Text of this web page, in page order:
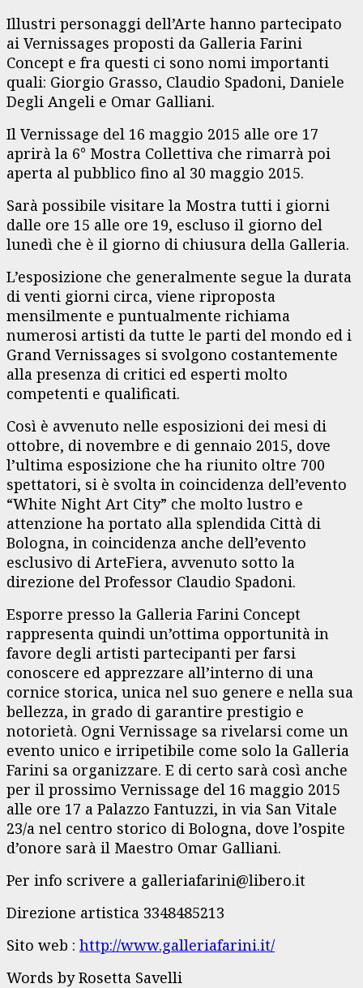
Illustri personaggi dell’Arte hanno partecipato
ai Vernissages proposti da Galleria Farini
Concept e fra questi ci sono nomi importanti
quali: Giorgio Grasso, Claudio Spadoni, Daniele
Degli Angeli e Omar Galliani.
Il Vernissage del 16 maggio 2015 alle ore 17
aprirà la 6° Mostra Collettiva che rimarrà poi
aperta al pubblico fino al 30 maggio 2015.
Sarà possibile visitare la Mostra tutti i giorni
dalle ore 15 alle ore 19, escluso il giorno del
lunedì che è il giorno di chiusura della Galleria.
L’esposizione che generalmente segue la durata
di venti giorni circa, viene riproposta
mensilmente e puntualmente richiama
numerosi artisti da tutte le parti del mondo ed i
Grand Vernissages si svolgono costantemente
alla presenza di critici ed esperti molto
competenti e qualificati.
Così è avvenuto nelle esposizioni dei mesi di
ottobre, di novembre e di gennaio 2015, dove
l’ultima esposizione che ha riunito oltre 700
spettatori, si è svolta in coincidenza dell’evento
“White Night Art City” che molto lustro e
attenzione ha portato alla splendida Città di
Bologna, in coincidenza anche dell’evento
esclusivo di ArteFiera, avvenuto sotto la
direzione del Professor Claudio Spadoni.
Esporre presso la Galleria Farini Concept
rappresenta quindi un’ottima opportunità in
favore degli artisti partecipanti per farsi
conoscere ed apprezzare all’interno di una
cornice storica, unica nel suo genere e nella sua
bellezza, in grado di garantire prestigio e
notorietà. Ogni Vernissage sa rivelarsi come un
evento unico e irripetibile come solo la Galleria
Farini sa organizzare. E di certo sarà così anche
per il prossimo Vernissage del 16 maggio 2015
alle ore 17 a Palazzo Fantuzzi, in via San Vitale
23/a nel centro storico di Bologna, dove l’ospite
d’onore sarà il Maestro Omar Galliani.
Per info scrivere a galleriafarini@libero.it
Direzione artistica 3348485213
Sito web : http://www.galleriafarini.it/
Words by Rosetta Savelli